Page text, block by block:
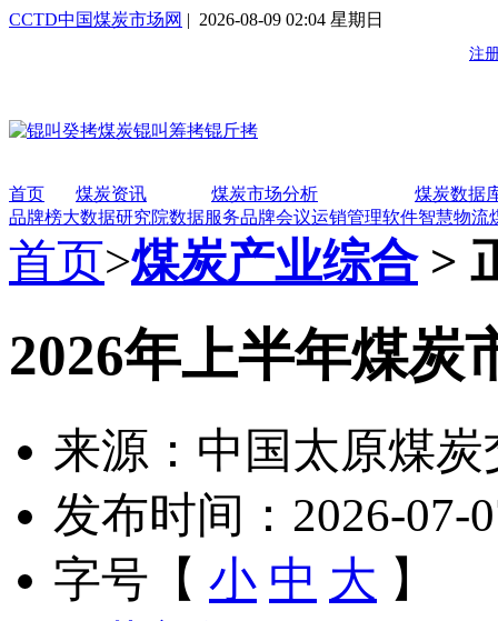
CCTD中国煤炭市场网 | 2026-08-09 02:04 星期日
首页 煤炭资讯 煤炭市场分析
煤炭数据
品牌榜大数据研究院数据服务品牌会议运销管理软件智慧物流
首页>煤炭产业综合>
2026年上半年煤炭
来源：中国太原煤
发布时间：2026-07-
字号【 小 中 大 】